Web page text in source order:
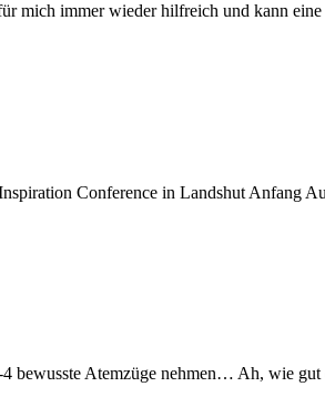
mich immer wieder hilfreich und kann
Conference in Landshut Anfang
bewusste Atemzüge nehmen… Ah, wie